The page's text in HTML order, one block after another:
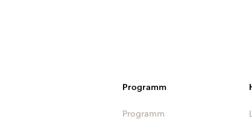
Programm
Programm